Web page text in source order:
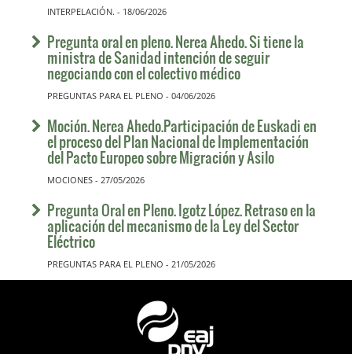
INTERPELACIÓN. - 18/06/2026
Pregunta oral en pleno. Nerea Ahedo. Si tiene la
ministra de Sanidad intención de seguir
negociando con el colectivo médico
PREGUNTAS PARA EL PLENO - 04/06/2026
Moción. Nerea Ahedo.Participación de Euskadi en
el proceso del Plan Nacional de Implementación
del Pacto Europeo sobre Migración y Asilo
MOCIONES - 27/05/2026
Pregunta Oral en Pleno. Igotz López. Retraso en la
aplicación del mecanismo de la Ley del Sector
Eléctrico
PREGUNTAS PARA EL PLENO - 21/05/2026